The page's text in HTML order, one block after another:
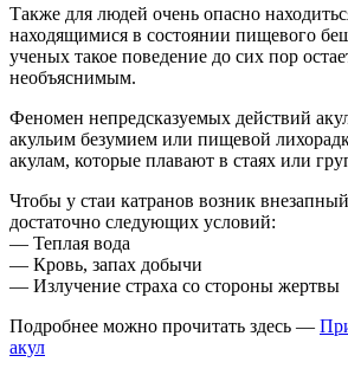
Также для людей очень опасно
находящимися в состоянии пищевого
ученых такое поведение до сих пор
необъяснимым.
Феномен непредсказуемых действий
акульим безумием или пищевой
акулам, которые плавают в стаях или
Чтобы у стаи катранов возник
достаточно следующих условий:
— Теплая вода
— Кровь, запах добычи
— Излучение страха со стороны жертвы
Подробнее можно прочитать здесь —
акул